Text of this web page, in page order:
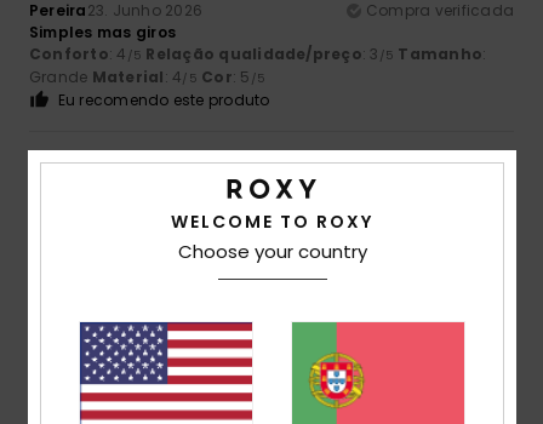
Pereira23. Junho 2026
Compra verificada
Simples mas giros
Conforto: 4 /5 Relação qualidade/preço: 3 /5 Tamanho:
Grande Material: 4/5 Cor: 5 /5
Eu recomendo este produto
5/5
Mostrar original - Castelhano
Conforto: 5/5 Relação qualidade/preço
Tamanho perfeitoMaterial: 5 Cor: 5/5
WELCOME TO ROXY
Choose your country